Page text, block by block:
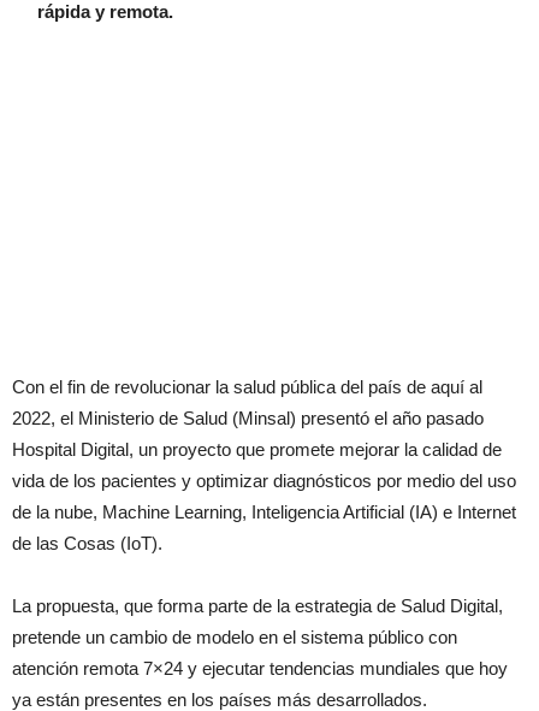
rápida y remota.
Con el fin de revolucionar la salud pública del país de aquí al
2022, el Ministerio de Salud (Minsal) presentó el año pasado
Hospital Digital, un proyecto que promete mejorar la calidad de
vida de los pacientes y optimizar diagnósticos por medio del uso
de la nube, Machine Learning, Inteligencia Artificial (IA) e Internet
de las Cosas (IoT).
La propuesta, que forma parte de la estrategia de Salud Digital,
pretende un cambio de modelo en el sistema público con
atención remota 7×24 y ejecutar tendencias mundiales que hoy
ya están presentes en los países más desarrollados.